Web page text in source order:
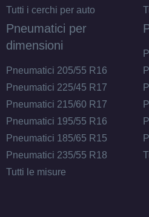
155/80 R13 79T
SBL
Tutti i cerchi per auto
Pneumatici per
dimensioni
Pneumatici 205/55 R16
Pneumatici 225/45 R17
Pneumatici 215/60 R17
Pneumatici 195/55 R16
Pneumatici 185/65 R15
Pneumatici 235/55 R18
Tutti le misure